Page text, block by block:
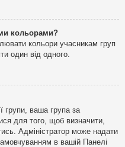
кольорами?
кольори учасникам груп
один від одного.
групи, ваша група за
для того, щоб визначити,
Адміністратор може надати
в вашій Панелі